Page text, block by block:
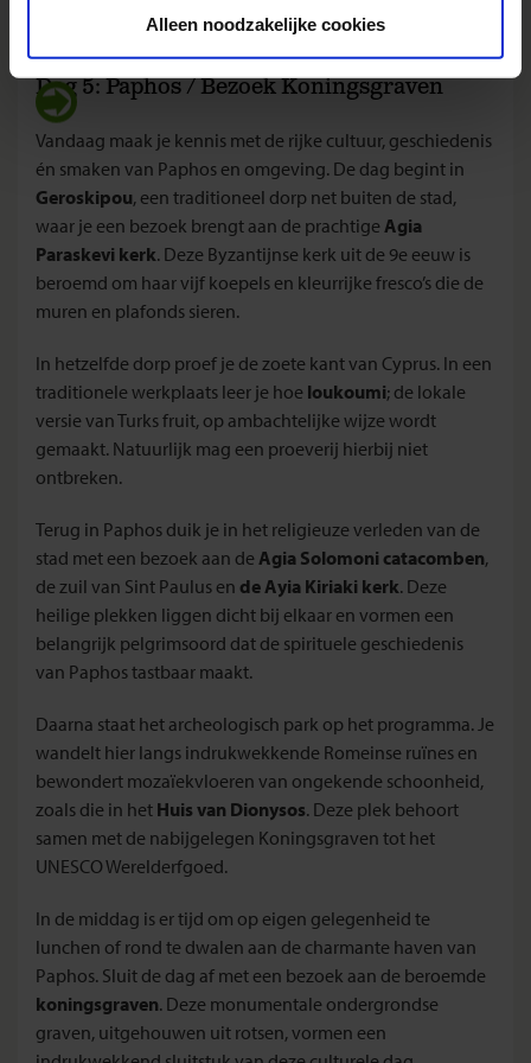
Alleen noodzakelijke cookies
Dag 5: Paphos / Bezoek Koningsgraven
Vandaag maak je kennis met de rijke cultuur, geschiedenis
én smaken van Paphos en omgeving. De dag begint in
Geroskipou, een traditioneel dorp net buiten de stad,
waar je een bezoek brengt aan de prachtige Agia
Paraskevi kerk. Deze Byzantijnse kerk uit de 9e eeuw is
beroemd om haar vijf koepels en kleurrijke fresco’s die de
muren en plafonds sieren.
In hetzelfde dorp proef je de zoete kant van Cyprus. In een
traditionele werkplaats leer je hoe loukoumi; de lokale
versie van Turks fruit, op ambachtelijke wijze wordt
gemaakt. Natuurlijk mag een proeverij hierbij niet
ontbreken.
Terug in Paphos duik je in het religieuze verleden van de
stad met een bezoek aan de Agia Solomoni catacomben,
de zuil van Sint Paulus en de Ayia Kiriaki kerk. Deze
heilige plekken liggen dicht bij elkaar en vormen een
belangrijk pelgrimsoord dat de spirituele geschiedenis
van Paphos tastbaar maakt.
Daarna staat het archeologisch park op het programma. Je
wandelt hier langs indrukwekkende Romeinse ruïnes en
bewondert mozaïekvloeren van ongekende schoonheid,
zoals die in het Huis van Dionysos. Deze plek behoort
samen met de nabijgelegen Koningsgraven tot het
UNESCO Werelderfgoed.
In de middag is er tijd om op eigen gelegenheid te
lunchen of rond te dwalen aan de charmante haven van
Paphos. Sluit de dag af met een bezoek aan de beroemde
koningsgraven. Deze monumentale ondergrondse
graven, uitgehouwen uit rotsen, vormen een